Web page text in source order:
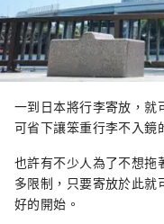
一到日本將行李寄放，就
可省下讓笨重行李不入鏡
也許有不少人為了不想拖
多限制，只要寄放於此就
好的開始。